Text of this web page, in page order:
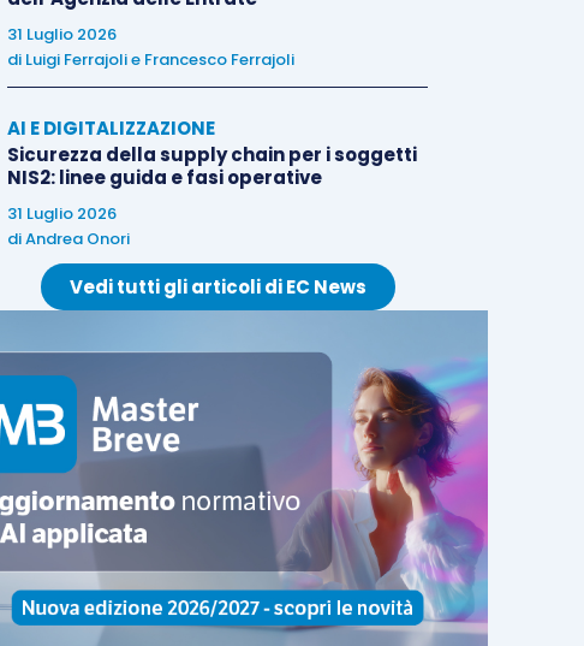
31 Luglio 2026
di Luigi Ferrajolie Francesco Ferrajoli
AI E DIGITALIZZAZIONE
Sicurezza della supply chain per i soggetti
NIS2: linee guida e fasi operative
31 Luglio 2026
diAndrea Onori
Vedi tutti gli articoli di EC News